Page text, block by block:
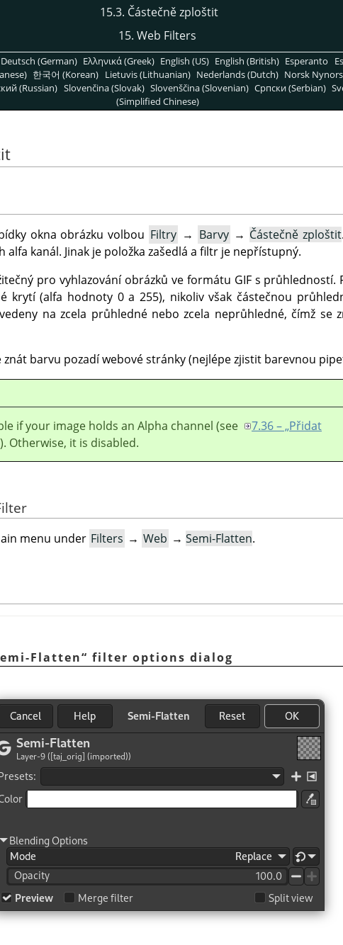
15.3. Částečně zploštit
15. Web Filters
Deutsch (German) Ελληνικά (Greek) English (US) English (British) Esperanto
한국어 (Korean) Lietuvis (Lithuanian) Nederlands (Dutch) Norsk
(Russian) Slovenčina (Slovak) Slovenščina (Slovenian) Српски (Serbian)
(Simplified Chinese)
okna obrázku volbou Filtry → Barvy → Částečně zploštit
kanál. Jinak je položka zašedlá a filtr je nepřístupný.
pro vyhlazování obrázků ve formátu GIF s průhledností.
krytí (alfa hodnoty 0 a 255), nikoliv však částečnou
na zcela průhledné nebo zcela neprůhledné, čímž se
barvu pozadí webové stránky (nejlépe zjistit barevnou
if your image holds an Alpha channel (see
7.36 – „Přidat
). Otherwise, it is disabled.
menu under Filters → Web → Semi-Flatten.
Flatten“ filter options dialog